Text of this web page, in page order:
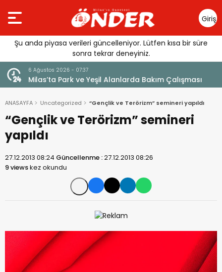
Giriş
Yap
Şu anda piyasa verileri güncelleniyor. Lütfen kısa bir süre
sonra tekrar deneyiniz.
6 Ağustos 2026 - 07:29
CHP Muğla İl Yönetiminde Görevler Belli Oldu
ANASAYFA Uncategorized “Gençlik ve Terörizm” semineri yapıldı
“Gençlik ve Terörizm” semineri
yapıldı
27.12.2013 08:24 Güncellenme :27.12.2013 08:26
9 viewskez okundu